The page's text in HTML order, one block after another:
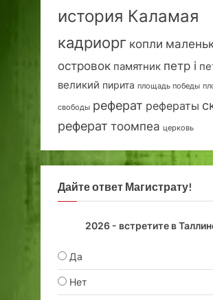
история Каламая
кадриорг копли
островок памятник петр i
великий пирита площадь победы
свободы реферат рефераты
реферат тоомпеа церковь
Дайте ответ Магистрату!
2026 - встретите в
Да
Нет